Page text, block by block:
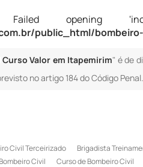
opening
public_html/
Valor em Itapemirim" é de
no artigo 184 do Código
Civil Terceirizado Brigadista
Civil
Curso de Bombeiro Civil